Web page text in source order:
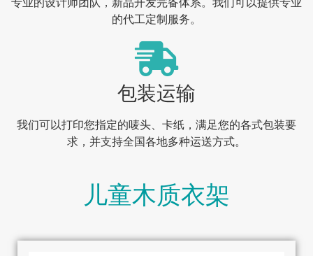
的代工定制服务。
包装运输
我们可以打印您指定的唛头、卡纸，满足您的各式包装要
求，并支持全国各地多种运送方式。
儿童木质衣架